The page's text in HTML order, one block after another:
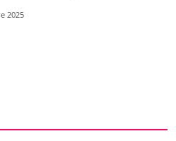
2025